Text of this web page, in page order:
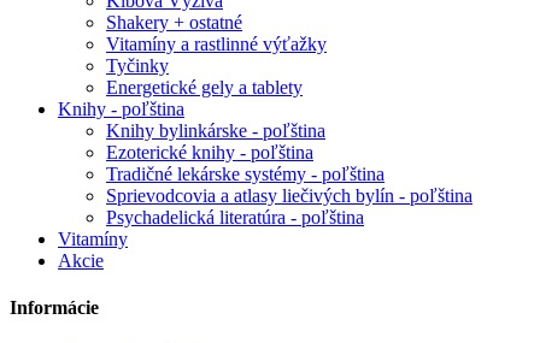
Shakery + ostatné
Vitamíny a rastlinné výťažky
Tyčinky
Energetické gely a tablety
Knihy - poľština
Knihy bylinkárske - poľština
Ezoterické knihy - poľština
Tradičné lekárske systémy - poľština
Sprievodcovia a atlasy liečivých bylín - poľština
Psychadelická literatúra - poľština
Vitamíny
Akcie
Informácie